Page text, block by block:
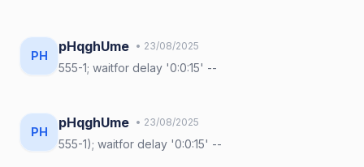
PH
pHqghUme • 23/08/2025
555-1; waitfor delay '0:0:15' --
PH
pHqghUme • 23/08/2025
555-1); waitfor delay '0:0:15' --